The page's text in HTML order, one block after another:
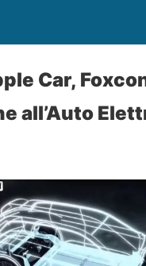
Car,
all’Auto